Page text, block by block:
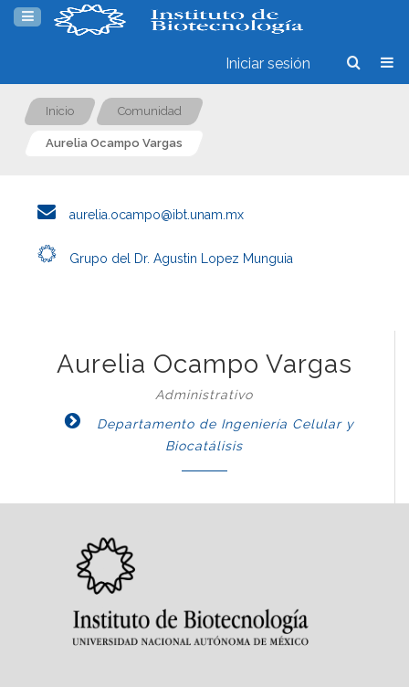
Iniciar sesión
Inicio Comunidad
Aurelia Ocampo Vargas
aurelia.ocampo@ibt.unam.mx
Grupo del Dr. Agustin Lopez Munguia
Aurelia Ocampo Vargas
Administrativo
Departamento de Ingeniería Celular y
Biocatálisis